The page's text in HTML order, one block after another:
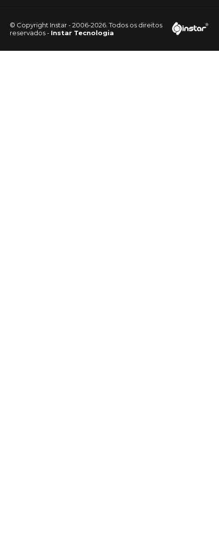
© Copyright Instar - 2006-2026. Todos os direitos
reservados - Instar Tecnologia